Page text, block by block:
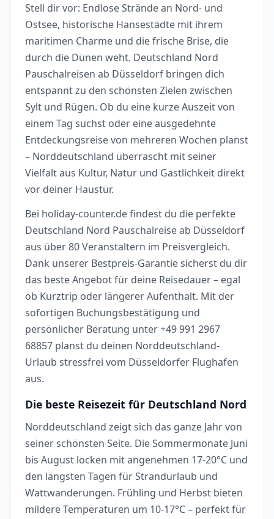
Stell dir vor: Endlose Strände an Nord- und
Ostsee, historische Hansestädte mit ihrem
maritimen Charme und die frische Brise, die
durch die Dünen weht. Deutschland Nord
Pauschalreisen ab Düsseldorf bringen dich
entspannt zu den schönsten Zielen zwischen
Sylt und Rügen. Ob du eine kurze Auszeit von
einem Tag suchst oder eine ausgedehnte
Entdeckungsreise von mehreren Wochen planst
– Norddeutschland überrascht mit seiner
Vielfalt aus Kultur, Natur und Gastlichkeit direkt
vor deiner Haustür.
Bei holiday-counter.de findest du die perfekte
Deutschland Nord Pauschalreise ab Düsseldorf
aus über 80 Veranstaltern im Preisvergleich.
Dank unserer Bestpreis-Garantie sicherst du dir
das beste Angebot für deine Reisedauer – egal
ob Kurztrip oder längerer Aufenthalt. Mit der
sofortigen Buchungsbestätigung und
persönlicher Beratung unter +49 991 2967
68857 planst du deinen Norddeutschland-
Urlaub stressfrei vom Düsseldorfer Flughafen
aus.
Die beste Reisezeit für Deutschland Nord
Norddeutschland zeigt sich das ganze Jahr von
seiner schönsten Seite. Die Sommermonate Juni
bis August locken mit angenehmen 17-20°C und
den längsten Tagen für Strandurlaub und
Wattwanderungen. Frühling und Herbst bieten
mildere Temperaturen um 10-17°C – perfekt für